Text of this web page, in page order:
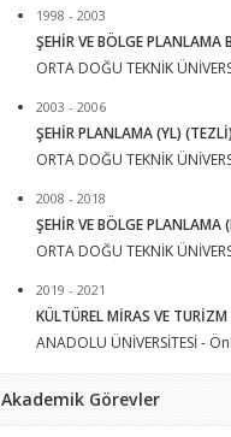
1998 - 2003
ŞEHİR VE BÖLGE PLANLAMA
ORTA DOĞU TEKNİK
2003 - 2006
ŞEHİR PLANLAMA (YL)
ORTA DOĞU TEKNİK
2008 - 2018
ŞEHİR VE BÖLGE PLANLAMA
ORTA DOĞU TEKNİK
2019 - 2021
KÜLTÜREL MİRAS VE
ANADOLU ÜNİVERSİTESİ -
Akademik Görevler